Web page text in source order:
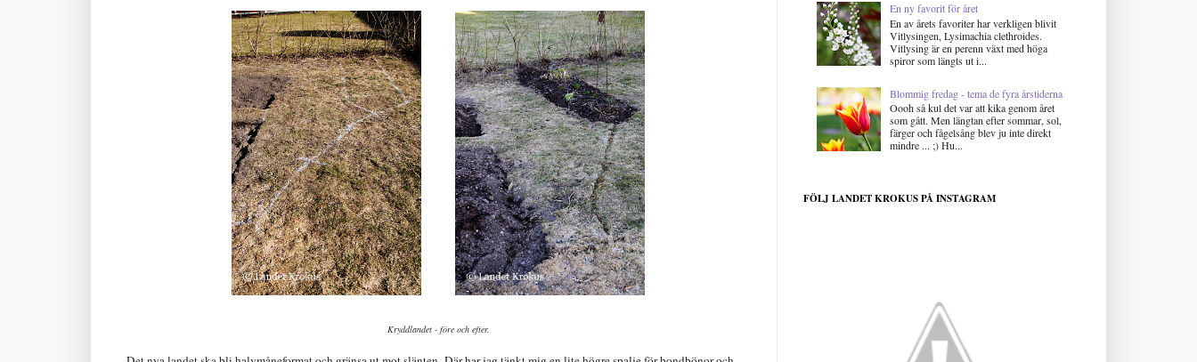
Kryddlandet - före och efter.
En ny favorit för året
En av årets favoriter har verkligen blivit
Vitlysingen, Lysimachia clethroides.
Vitlysing är en perenn växt med höga
spiror som längts ut i...
Blommig fredag - tema de fyra årstiderna
Oooh så kul det var att kika genom året
som gått. Men längtan efter sommar, sol,
färger och fågelsång blev ju inte direkt
mindre ... ;) Hu...
FÖLJ LANDET KROKUS PÅ INSTAGRAM